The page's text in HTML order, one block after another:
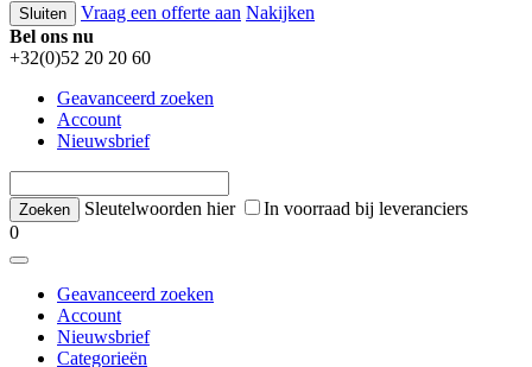
Sluiten Vraag een offerte aan Nakijken
Bel ons nu
+32(0)52 20 20 60
Geavanceerd zoeken
Account
Nieuwsbrief
Sleutelwoorden hier
In voorraad bij leveranciers
0
Geavanceerd zoeken
Account
Nieuwsbrief
Categorieën